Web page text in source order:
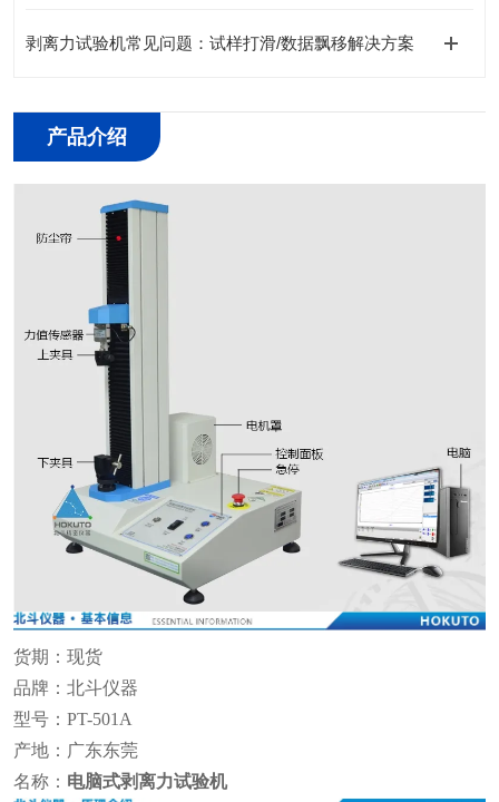
剥离力试验机常见问题：试样打滑/数据飘移解决方案
产品介绍
货期：现货
品牌：北斗仪器
型号：PT-501A
产地：广东东莞
名称： 电脑式剥离力试验机